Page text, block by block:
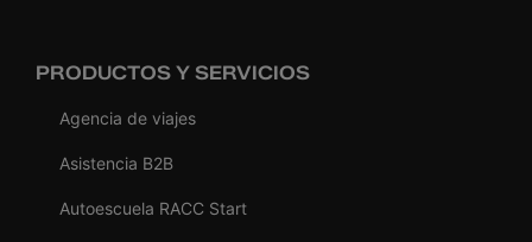
PRODUCTOS Y SERVICIOS
Agencia de viajes
Asistencia B2B
Autoescuela RACC Start